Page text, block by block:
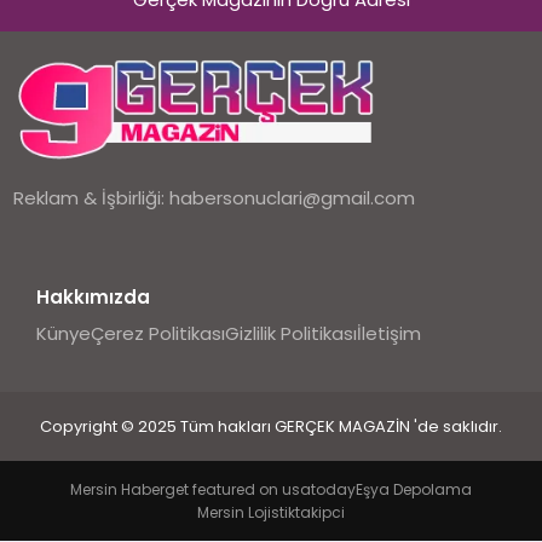
EKONOMI
DÜNYA
Reklam & İşbirliği:habersonuclari@gmail.com
Hakkımızda
KünyeÇerez PolitikasıGizlilik Politikasıİletişim
Copyright © 2025 Tüm hakları GERÇEK MAGAZİN 'de saklıdır.
Mersin Haberget featured on usatodayEşya Depolama
Mersin Lojistiktakipci